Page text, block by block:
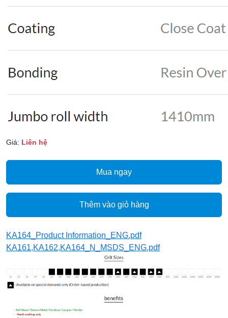
Giá: Liên hệ
Mua ngay
Thêm vào giỏ hàng
KA164_Product Information_ENG.pdf
KA161,KA162,KA164_N_MSDS_ENG.pdf